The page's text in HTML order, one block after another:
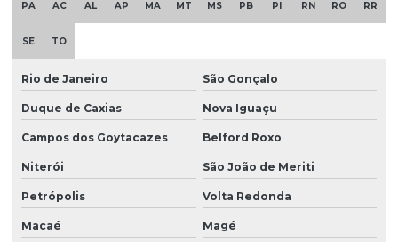
Empresa de canteiro de obras em paraná
Empresa de escritório para canteiro de obra
Empresa especializada em canteiro de obras
PA AC AL AP MA MT MS PB PI RN RO RR
SE TO
Rio de Janeiro São Gonçalo
Duque de Caxias Nova Iguaçu
Campos dos Goytacazes Belford Roxo
Niterói São João de Meriti
Petrópolis Volta Redonda
Macaé Magé